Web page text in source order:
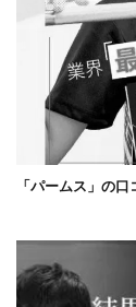
「パームス」の